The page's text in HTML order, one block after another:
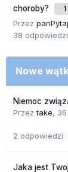
choroby?
1
Przez
38 odpowiedzi
Nowe
Niemoc
Przeztake,
2 odpowiedzi
Jaka jest